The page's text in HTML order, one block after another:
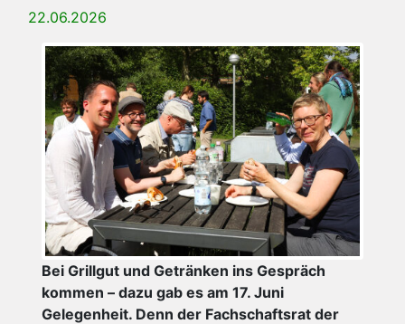
22.06.2026
Bei Grillgut und Getränken ins Gespräch
kommen – dazu gab es am 17. Juni
Gelegenheit. Denn der Fachschaftsrat der